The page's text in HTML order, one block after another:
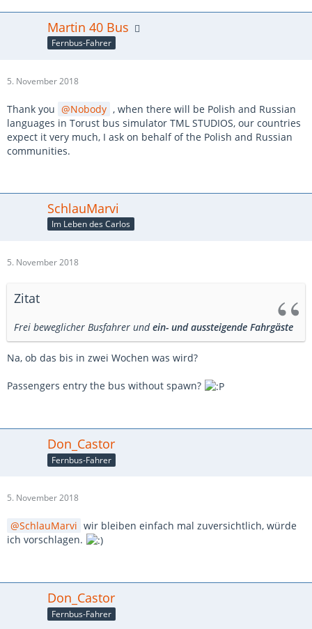
Martin 40 Bus
Fernbus-Fahrer
5. November 2018
Thank you Nobody , when there will be Polish and Russian
languages in Torust bus simulator TML STUDIOS, our countries
expect it very much, I ask on behalf of the Polish and Russian
communities.
SchlauMarvi
Im Leben des Carlos
5. November 2018
Zitat
Frei beweglicher Busfahrer undein- und aussteigende Fahrgäste
Na, ob das bis in zwei Wochen was wird?
Passengers entry the bus without spawn?
Don_Castor
Fernbus-Fahrer
5. November 2018
SchlauMarvi wir bleiben einfach mal zuversichtlich, würde
ich vorschlagen.
Don_Castor
Fernbus-Fahrer